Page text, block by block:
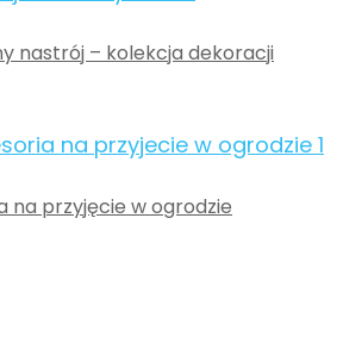
nastrój – kolekcja dekoracji
na przyjęcie w ogrodzie